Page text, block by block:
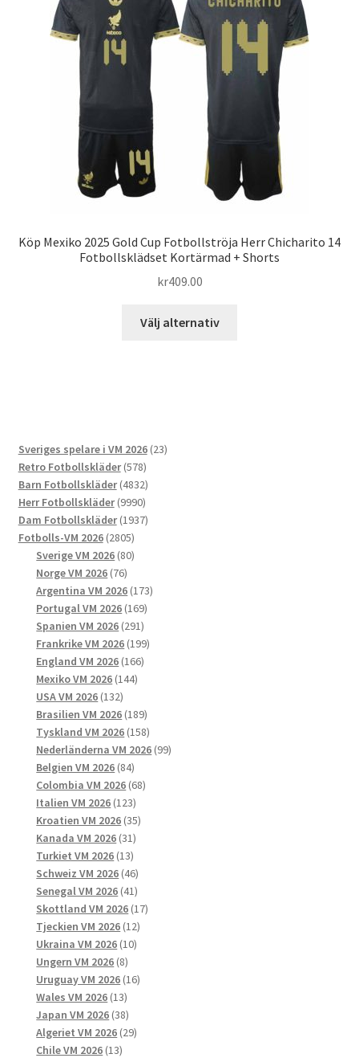
olika
alternativen
kan
väljas
produktsidan
Köp Mexiko 2025 Gold Cup Fotbollströja Herr Chicharito 14
Fotbollsklädset Kortärmad + Shorts
kr409.00
Välj alternativ
Sveriges spelare i VM 2026 2323
Retro Fotbollskläder 578578
produkter
Barn Fotbollskläder 48324832
produkter
Herr Fotbollskläder 99909990
produkter
Dam Fotbollskläder 19371937
Fotbolls-VM 2026 28052805
produkter
Sverige VM 2026 8080
Norge VM 2026 7676
produkter
Argentina VM 2026 173173
Portugal VM 2026 169169
Spanien VM 2026 291291
produkter
Frankrike VM 2026 199199
England VM 2026 166166
Mexiko VM 2026 144144
USA VM 2026 132132
produkter
Brasilien VM 2026 189189
produkter
Tyskland VM 2026 158158
produkter
Nederländerna VM 2026 9999
Belgien VM 2026 8484
produkter
Colombia VM 2026 6868
Italien VM 2026 123123
produkter
Kroatien VM 2026 3535
Kanada VM 2026 3131
produkter
Turkiet VM 2026 1313
produkter
Schweiz VM 2026 4646
produkter
Senegal VM 2026 4141
produkter
Skottland VM 2026 1717
Tjeckien VM 2026 1212
Ukraina VM 2026 1010
Ungern VM 2026 88
produkter
Uruguay VM 2026 1616
Wales VM 2026 1313
produkter
Japan VM 2026 3838
produkter
Algeriet VM 2026 2929
Chile VM 2026 1313